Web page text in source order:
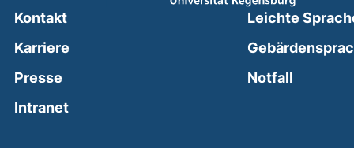
Kontakt
Karriere
Presse
Intranet(external link, opens in a new window)
Leichte
Notfall